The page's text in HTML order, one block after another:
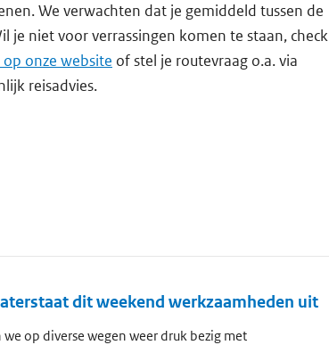
We verwachten dat je gemiddeld tussen de
niet voor verrassingen komen te staan, check
onze website of stel je routevraag o.a. via
reisadvies.
dit weekend werkzaamheden uit
op diverse wegen weer druk bezig met